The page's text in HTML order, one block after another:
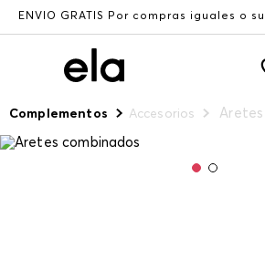
ENVÍO GRATIS Por compras iguales o
Complementos Accesorios